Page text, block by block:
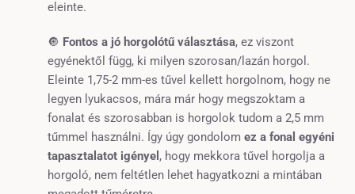
eleinte.
🔘 Fontos a jó horgolótű választása, ez viszont
egyénektől függ, ki milyen szorosan/lazán horgol.
Eleinte 1,75-2 mm-es tűvel kellett horgolnom, hogy ne
legyen lyukacsos, mára már hogy megszoktam a
fonalat és szorosabban is horgolok tudom a 2,5 mm
tűmmel használni. Így úgy gondolom ez a fonal egyéni
tapasztalatot igényel , hogy mekkora tűvel horgolja a
horgoló, nem feltétlen lehet hagyatkozni a mintában